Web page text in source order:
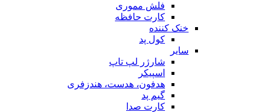
فلش مموری
کارت حافظه
خنک کننده
کول پد
سایر
شارژر لپ تاپ
اسپیکر
هدفون، هدست، هندزفری
گیم پد
کارت صدا